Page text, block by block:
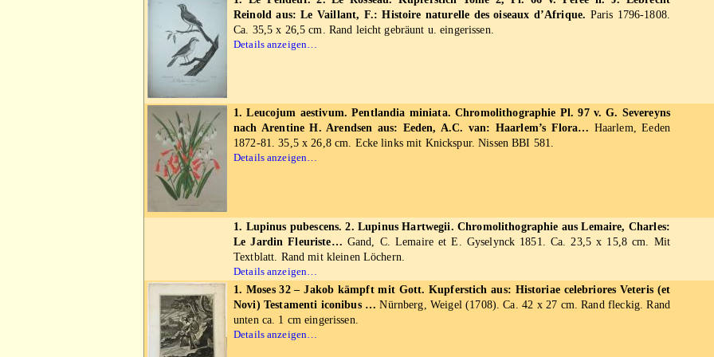
Reinold aus: Le Vaillant, F.: Histoire naturelle des oiseaux d’Afrique. Paris 1796-1808.
Ca. 35,5 x 26,5 cm. Rand leicht gebräunt u. eingerissen.
Details anzeigen…
1. Leucojum aestivum. Pentlandia miniata. Chromolithographie Pl. 97 v. G. Severeyns
nach Arentine H. Arendsen aus: Eeden, A.C. van: Haarlem’s Flora… Haarlem, Eeden
1872-81. 35,5 x 26,8 cm. Ecke links mit Knickspur. Nissen BBI 581.
Details anzeigen…
1. Lupinus pubescens. 2. Lupinus Hartwegii. Chromolithographie aus Lemaire, Charles:
Le Jardin Fleuriste… Gand, C. Lemaire et E. Gyselynck 1851. Ca. 23,5 x 15,8 cm. Mit
Textblatt. Rand mit kleinen Löchern.
Details anzeigen…
1. Moses 32 – Jakob kämpft mit Gott. Kupferstich aus: Historiae celebriores Veteris (et
Novi) Testamenti iconibus … Nürnberg, Weigel (1708). Ca. 42 x 27 cm. Rand fleckig. Rand
unten ca. 1 cm eingerissen.
Details anzeigen…